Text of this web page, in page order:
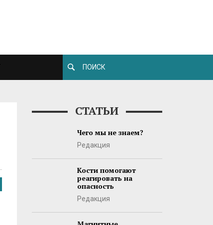
СТАТЬИ
Чего мы не знаем?
Редакция
Кости помогают
реагировать на
опасность
Редакция